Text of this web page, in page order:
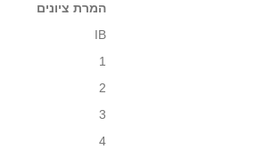
המרת ציונים
IB
1
2
3
4